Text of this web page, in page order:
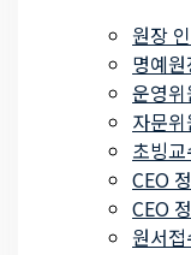
원장
명예
운영위
자문위
초빙교
CEO
CEO
원서접